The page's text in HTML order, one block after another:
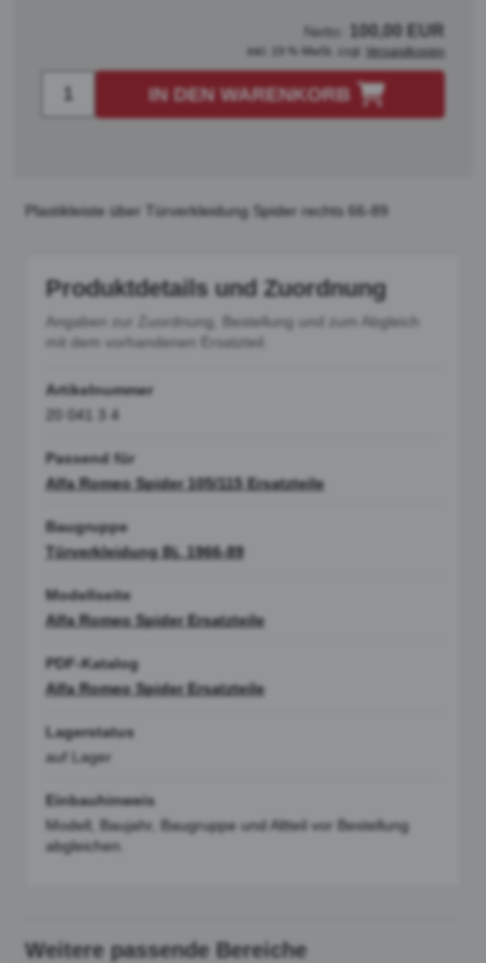
Netto: 100,00 EUR
inkl. 19 % MwSt. zzgl. Versandkosten
IN DEN WARENKORB
Plastikleiste über Türverkleidung Spider rechts 66-89
Produktdetails und Zuordnung
Angaben zur Zuordnung, Bestellung und zum Abgleich
mit dem vorhandenen Ersatzteil.
Artikelnummer
20 041 3 4
Passend für
Alfa Romeo Spider 105/115 Ersatzteile
Baugruppe
Türverkleidung Bj. 1966-89
Modellseite
Alfa Romeo Spider Ersatzteile
PDF-Katalog
Alfa Romeo Spider Ersatzteile
Lagerstatus
auf Lager
Einbauhinweis
Modell, Baujahr, Baugruppe und Altteil vor Bestellung
abgleichen.
Weitere passende Bereiche